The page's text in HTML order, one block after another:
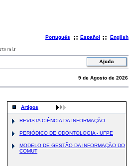
Português :: Español :: English
9 de Agosto de 2026
Artigos
REVISTA CIÊNCIA DA INFORMAÇÃO
PERIÓDICO DE ODONTOLOGIA - UFPE
MODELO DE GESTÃO DA INFORMAÇÃO DO
COMUT